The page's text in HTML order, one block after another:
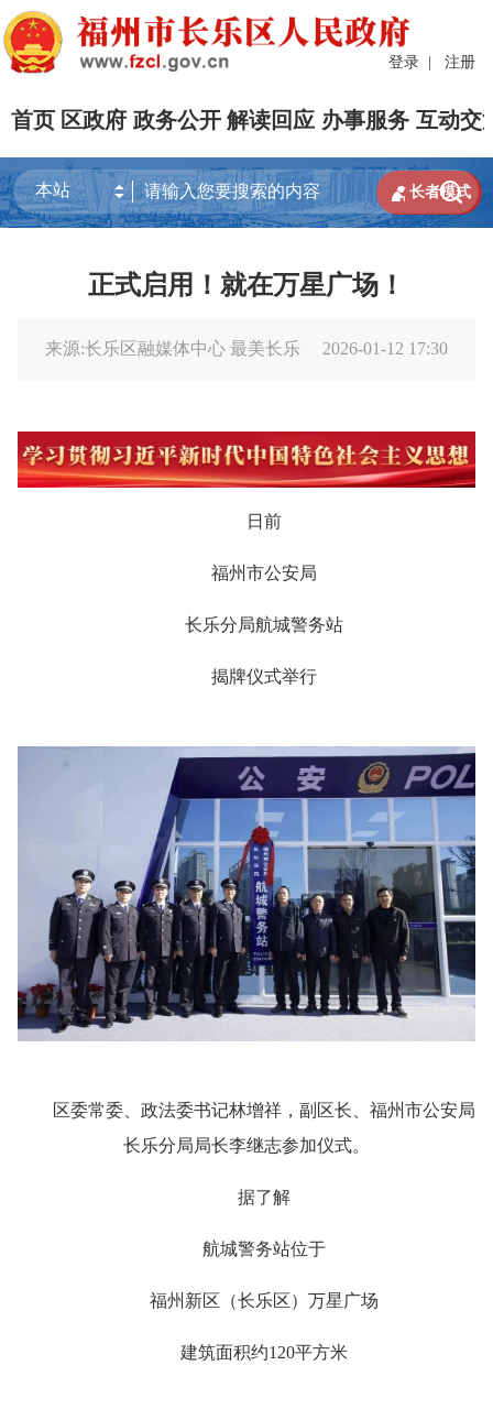
登录 | 注册
首页 区政府 政务公开 解读回应 办事服务 互动交

 长者模式
正式启用！就在万星广场！
来源:长乐区融媒体中心 最美长乐 2026-01-12 17:30
日前
福州市公安局
长乐分局航城警务站
揭牌仪式举行
区委常委、政法委书记林增祥，副区长、福州市公安局
长乐分局局长李继志参加仪式。
据了解
航城警务站位于
福州新区（长乐区）万星广场
建筑面积约120平方米